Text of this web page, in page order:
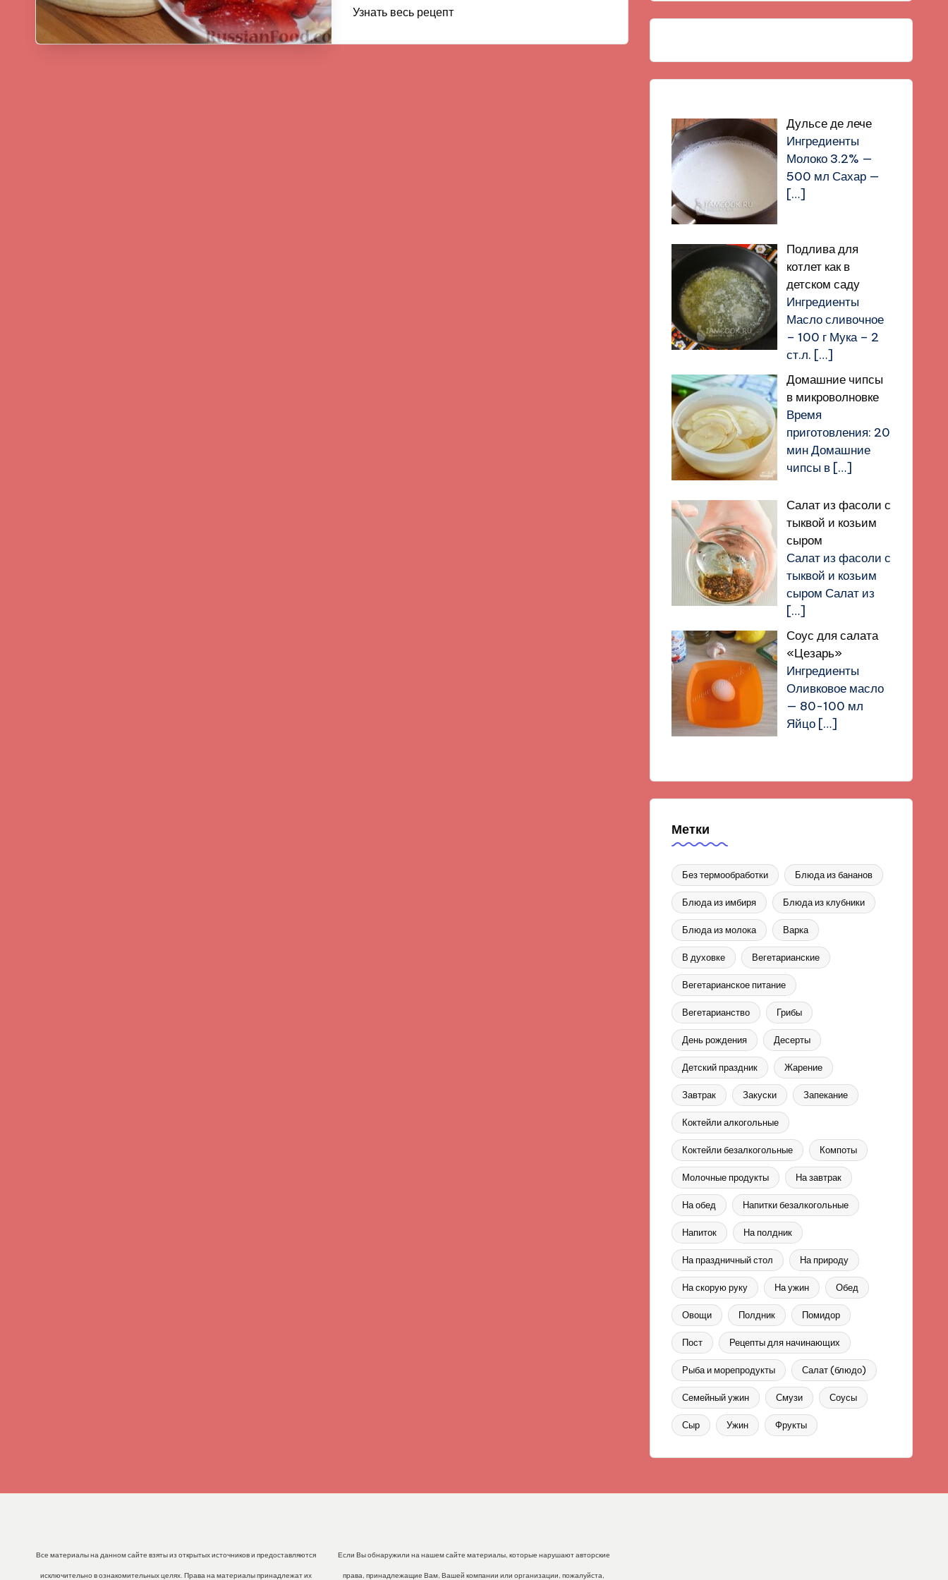
Узнать весь рецепт
Дульсе де лече
Ингредиенты
Молоко 3.2% —
500 мл Сахар —
[…]
Подлива для
котлет как в
детском саду
Ингредиенты
Масло сливочное
– 100 г Мука – 2
ст.л. […]
Домашние чипсы
в микроволновке
Время
приготовления: 20
мин Домашние
чипсы в […]
Салат из фасоли с
тыквой и козьим
сыром
Салат из фасоли с
тыквой и козьим
сыром Салат из
[…]
Соус для салата
«Цезарь»
Ингредиенты
Оливковое масло
— 80-100 мл
Яйцо […]
Метки
Без термообработки Блюда из бананов
Блюда из имбиря Блюда из клубники
Блюда из молока Варка
В духовке Вегетарианские
Вегетарианское питание
Вегетарианство Грибы
День рождения Десерты
Детский праздник Жарение
Завтрак Закуски Запекание
Коктейли алкогольные
Коктейли безалкогольные Компоты
Молочные продукты На завтрак
На обед Напитки безалкогольные
Напиток На полдник
На праздничный стол На природу
На скорую руку На ужин Обед
Овощи Полдник Помидор
Пост Рецепты для начинающих
Рыба и морепродукты Салат (блюдо)
Семейный ужин Смузи Соусы
Сыр Ужин Фрукты
Все материалы на данном сайте взяты из открытых источников и предоставляются
исключительно в ознакомительных целях. Права на материалы принадлежат их
Если Вы обнаружили на нашем сайте материалы, которые нарушают авторские
права, принадлежащие Вам, Вашей компании или организации, пожалуйста,